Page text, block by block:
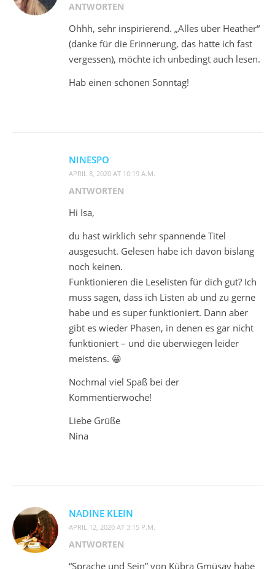
ANTWORTEN
Ohhh, sehr inspirierend. „Alles über Heather“
(danke für die Erinnerung, das hatte ich fast
vergessen), möchte ich unbedingt auch lesen.
Hab einen schönen Sonntag!
NINESPO
APRIL 8, 2020 AT 10:19 A.M.
ANTWORTEN
Hi Isa,
du hast wirklich sehr spannende Titel
ausgesucht. Gelesen habe ich davon bislang
noch keinen.
Funktionieren die Leselisten für dich gut? Ich
muss sagen, dass ich Listen ab und zu gerne
habe und es super funktioniert. Dann aber
gibt es wieder Phasen, in denen es gar nicht
funktioniert – und die überwiegen leider
meistens. 😀
Nochmal viel Spaß bei der
Kommentierwoche!
Liebe Grüße
Nina
NADINE KLEIN
APRIL 12, 2020 AT 3:15 P.M.
ANTWORTEN
“Sprache und Sein” von Kübra Gmüşay habe